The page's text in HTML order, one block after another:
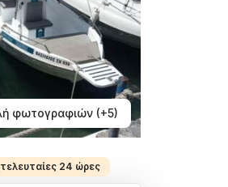
φωτογραφιών (+5)
24 ώρες